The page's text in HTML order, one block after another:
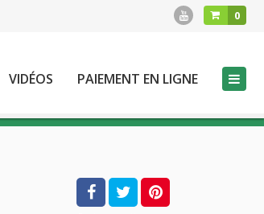
0
VIDÉOS PAIEMENT EN LIGNE